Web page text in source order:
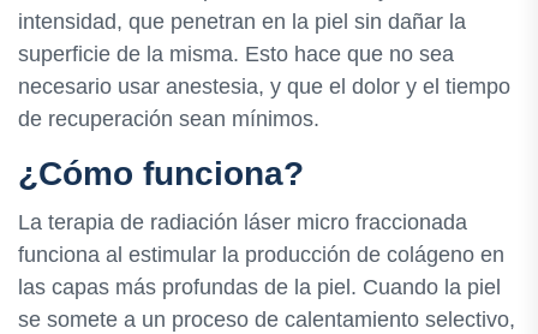
intensidad, que penetran en la piel sin dañar la
superficie de la misma. Esto hace que no sea
necesario usar anestesia, y que el dolor y el tiempo
de recuperación sean mínimos.
¿Cómo funciona?
La terapia de radiación láser micro fraccionada
funciona al estimular la producción de colágeno en
las capas más profundas de la piel. Cuando la piel
se somete a un proceso de calentamiento selectivo,